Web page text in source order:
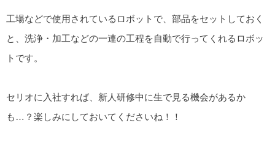
工場などで使用されているロボットで、部品をセットしておく
と、洗浄・加工などの一連の工程を自動で行ってくれるロボッ
トです。
セリオに入社すれば、新人研修中に生で見る機会があるか
も…？楽しみにしておいてくださいね！！